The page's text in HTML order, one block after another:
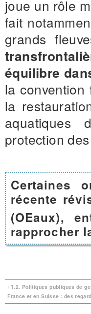
joue un rôle
fait
grands
équilibre
la
la
aquatiques
protection
Certaines
récente
(OEaux),
rapprocher
‹ 1.2. Politiques publiques de
France et en Suisse : des